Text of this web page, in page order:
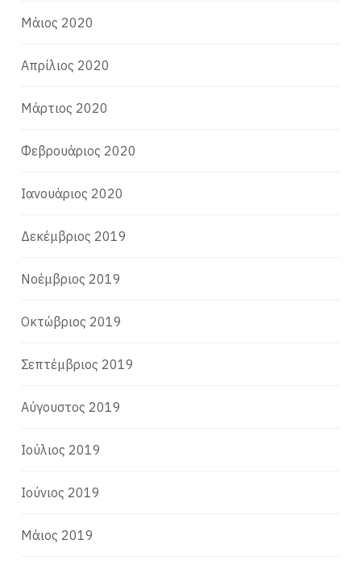
Μάιος 2020
Απρίλιος 2020
Μάρτιος 2020
Φεβρουάριος 2020
Ιανουάριος 2020
Δεκέμβριος 2019
Νοέμβριος 2019
Οκτώβριος 2019
Σεπτέμβριος 2019
Αύγουστος 2019
Ιούλιος 2019
Ιούνιος 2019
Μάιος 2019